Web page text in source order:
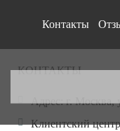
Контакты
КОНТАКТЫ
Адрес:г. Москва,
Клиентский